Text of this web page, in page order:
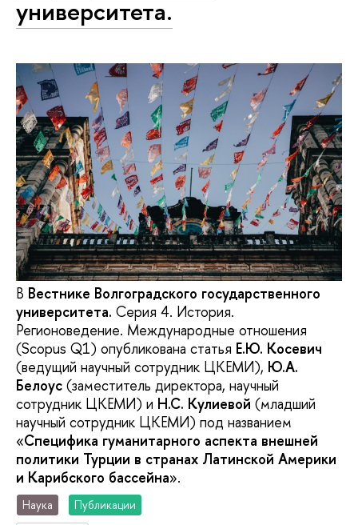
университета.
В Вестнике Волгоградского государственного
университета. Серия 4. История.
Регионоведение. Международные отношения
(Scopus Q1) опубликована статья Е.Ю. Косевич
(ведущий научный сотрудник ЦКЕМИ), Ю.А.
Белоус (заместитель директора, научный
сотрудник ЦКЕМИ) и Н.С. Кулиевой (младший
научный сотрудник ЦКЕМИ) под названием
«Специфика гуманитарного аспекта внешней
политики Турции в странах Латинской Америки
и Карибского бассейна».
Наука
Публикации